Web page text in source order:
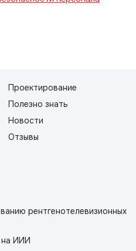
Проектирование
Полезно знать
Новости
Отзывы
рентгенотелевизионных
на ИИИ